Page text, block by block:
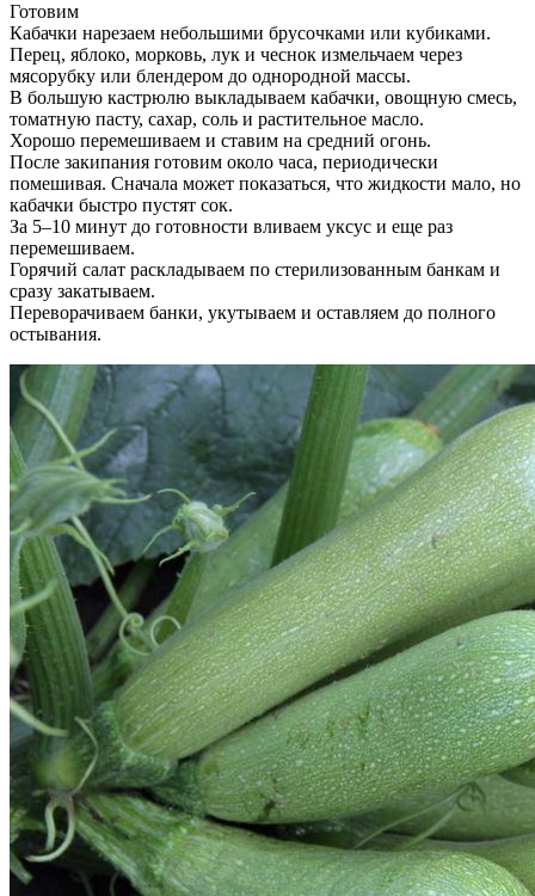
Готовим
Кабачки нарезаем небольшими брусочками или кубиками.
Перец, яблоко, морковь, лук и чеснок измельчаем через
мясорубку или блендером до однородной массы.
В большую кастрюлю выкладываем кабачки, овощную смесь,
томатную пасту, сахар, соль и растительное масло.
Хорошо перемешиваем и ставим на средний огонь.
После закипания готовим около часа, периодически
помешивая. Сначала может показаться, что жидкости мало, но
кабачки быстро пустят сок.
За 5–10 минут до готовности вливаем уксус и еще раз
перемешиваем.
Горячий салат раскладываем по стерилизованным банкам и
сразу закатываем.
Переворачиваем банки, укутываем и оставляем до полного
остывания.